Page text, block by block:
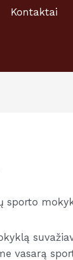
Kontaktai
sporto
vasarą
1,2